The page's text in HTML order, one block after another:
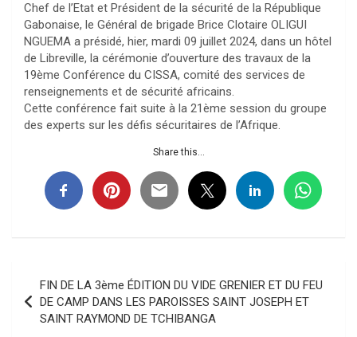
Chef de l’Etat et Président de la sécurité de la République
Gabonaise, le Général de brigade Brice Clotaire OLIGUI
NGUEMA a présidé, hier, mardi 09 juillet 2024, dans un hôtel
de Libreville, la cérémonie d’ouverture des travaux de la
19ème Conférence du CISSA, comité des services de
renseignements et de sécurité africains.
Cette conférence fait suite à la 21ème session du groupe
des experts sur les défis sécuritaires de l’Afrique.
Share this...
de
l’article
FIN DE LA 3ème ÉDITION DU VIDE GRENIER ET DU FEU
DE CAMP DANS LES PAROISSES SAINT JOSEPH ET
SAINT RAYMOND DE TCHIBANGA